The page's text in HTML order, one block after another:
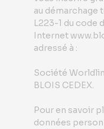
au démarchage
L223-1 du code
Internet
adressé à :
Société
BLOIS CEDEX.
Pour en savoir
données